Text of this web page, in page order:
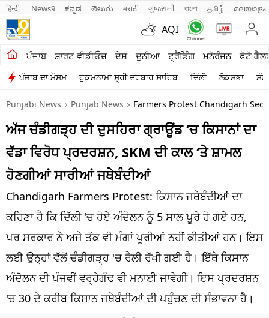
हिन्दी News9 ಕನ್ನಡ తెలుగు मराठी ગુજરાતી বাংলা தமிழ் മലയാളം
AQI
ਪੰਜਾਬ ਸ਼ਾਰਟ ਵੀਡੀਓਜ਼ ਦੇਸ਼ ਦੁਨੀਆ ਟ੍ਰੈਂਡਿੰਗ ਮਨੋਰੰਜਨ ਫੋਟੋ
ਪੰਜਾਬ ਦਾ ਮੌਸਮ ਹੁਕਮਨਾਮਾ ਸ੍ਰੀ ਦਰਬਾਰ ਸਾਹਿਬ ਦਿੱਲੀ ਲੋਕਸਭਾ
ਖੇਤੀਬਾੜੀ
ਸ਼ਾਰਟ ਵੀਡੀਓਜ਼
ਕਾਰੋਬਾਰ
ਕਰਿਅਰ
ਦੇਸ਼
ਲਾਈਫ ਸਟਾਈਲ
ਪੰਜਾਬ
ਧਰਮ
ਖੇਡਾਂ
Punjabi News Punjab News Farmers Protest Chandigarh
ਅੱਜ ਚੰਡੀਗੜ੍ਹ ਦੀ ਦੁਸਹਿਰਾ ਗ੍ਰਾਊਂਡ ‘ਚ ਕਿਸਾਨਾਂ ਦਾ
ਵੱਡਾ ਵਿਰੋਧ ਪ੍ਰਦਰਸ਼ਨ, SKM ਦੀ ਕਾਲ ‘ਤੇ ਸ਼ਾਮਲ
ਹੋਣਗੀਆਂ ਸਾਰੀਆਂ ਜਥੇਬੰਦੀਆਂ
Chandigarh Farmers Protest: ਕਿਸਾਨ ਜਥੇਬੰਦੀਆਂ ਦਾ
ਕਹਿਣਾ ਹੈ ਕਿ ਦਿੱਲੀ 'ਚ ਹੋਏ ਅੰਦੋਲਨ ਨੂੰ 5 ਸਾਲ ਪੂਰੇ ਹੋ ਗਏ ਹਨ,
ਪਰ ਸਰਕਾਰ ਨੇ ਅਜੇ ਤੱਕ ਵੀ ਮੰਗਾਂ ਪੂਰੀਆਂ ਨਹੀਂ ਕੀਤੀਆਂ ਹਨ। ਇਸ
ਲਈ ਉਨ੍ਹਾਂ ਵੱਲੋਂ ਚੰਡੀਗੜ੍ਹ 'ਚ ਰੈਲੀ ਰੱਖੀ ਗਈ ਹੈ। ਇੱਥੇ ਕਿਸਾਨ
ਅੰਦੋਲਨ ਦੀ ਪੰਜਵੀਂ ਵਰ੍ਹੇਗੰਢ ਵੀ ਮਨਾਈ ਜਾਵੇਗੀ। ਇਸ ਪ੍ਰਦਰਸ਼ਨ
'ਚ 30 ਦੇ ਕਰੀਬ ਕਿਸਾਨ ਜਥੇਬੰਦੀਆਂ ਦੀ ਪਹੁੰਚਣ ਦੀ ਸੰਭਾਵਨਾ ਹੈ।